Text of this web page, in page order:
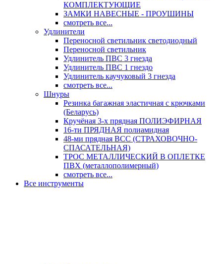
КОМПЛЕКТУЮЩИЕ
ЗАМКИ НАВЕСНЫЕ - ПРОУШИНЫ
смотреть все...
Удлинители
Переносной светильник светодиодный
Переносной светильник
Удлинитель ПВС 3 гнезда
Удлинитель ПВС 1 гнездо
Удлинитель каучуковый 3 гнезда
смотреть все...
Шнуры
Резинка багажная эластичная с крючками
(Беларусь)
Кручёная 3-х прядная ПОЛИЭФИРНАЯ
16-ти ПРЯДНАЯ полиамидная
48-ми прядная ВСС (СТРАХОВОЧНО-
СПАСАТЕЛЬНАЯ)
ТРОС МЕТАЛЛИЧЕСКИЙ В ОПЛЕТКЕ
ПВХ (металлополимерный)
смотреть все...
Все инструменты